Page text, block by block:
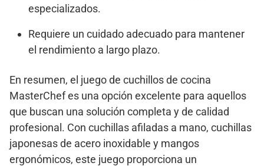
especializados.
Requiere un cuidado adecuado para mantener
el rendimiento a largo plazo.
En resumen, el juego de cuchillos de cocina
MasterChef es una opción excelente para aquellos
que buscan una solución completa y de calidad
profesional. Con cuchillas afiladas a mano, cuchillas
japonesas de acero inoxidable y mangos
ergonómicos, este juego proporciona un